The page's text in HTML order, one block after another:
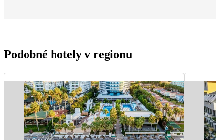
Podobné hotely v regionu